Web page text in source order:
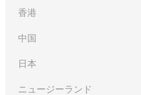
香港
中国
日本
ニュージーランド